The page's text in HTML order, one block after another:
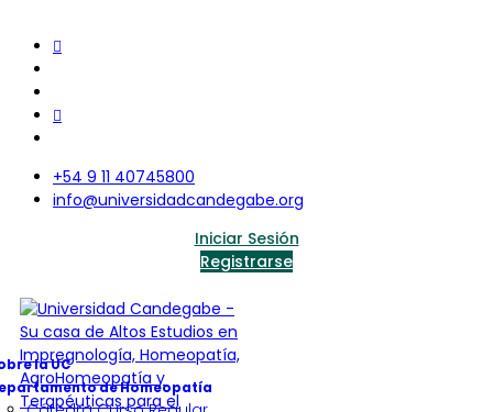
+54 9 11 40745800
info@universidadcandegabe.org
Iniciar Sesión
Registrarse
la UC
de Homeopatía